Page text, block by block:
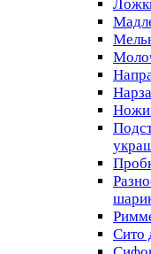
Ножи
Сито